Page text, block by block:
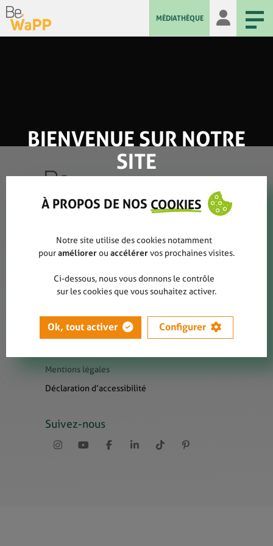
MÉDIATHÈQUE
Qui sommes-nous ?
Rapports annuels
Contact
Presse
Liens utiles
Mentions légales
Déclaration d’accessibilité
Suivez-nous
BIENVENUE SUR NOTRE
SITE
À PROPOS DE NOS COOKIES
Notre site utilise des cookies notamment
pouraméliorerou accélérervos prochaines visites.
Ci-dessous, nous vous donnons le contrôle
sur les cookies que vous souhaitez activer.
Ok, tout activer Configurer